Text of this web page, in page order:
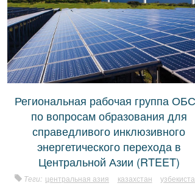
Региональная рабочая группа
по вопросам образования для
справедливого инклюзивного
энергетического перехода в
Центральной Азии (RTEET)
Теги: центральная азия казахстан